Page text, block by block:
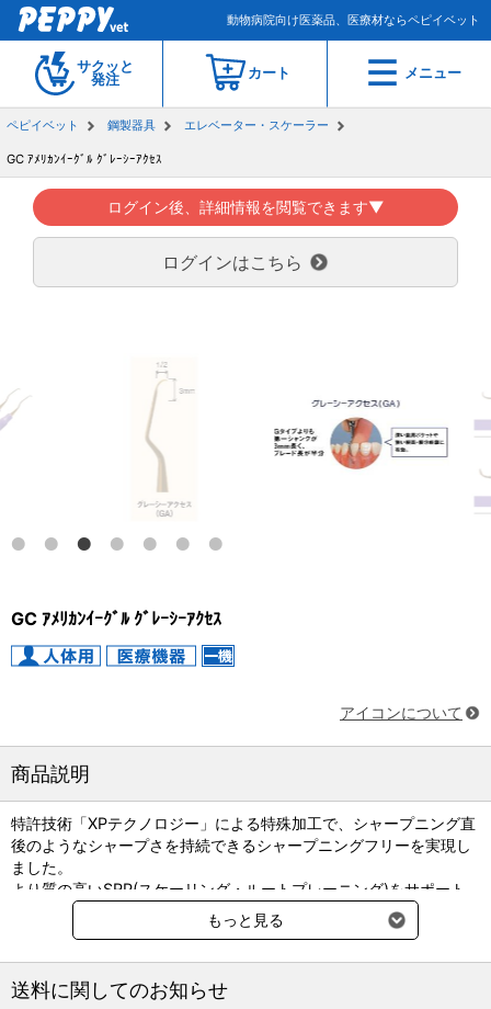
動物病院向け医薬品、医療材ならペピイベット
サクッと
発注
カート メニュー
ペピイベット 鋼製器具 エレベーター・スケーラー
GC ｱﾒﾘｶﾝｲｰｸﾞﾙ ｸﾞﾚｰｼｰｱｸｾｽ
ログイン後、詳細情報を閲覧できます▼
ログインはこちら
GC ｱﾒﾘｶﾝｲｰｸﾞﾙ ｸﾞﾚｰｼｰｱｸｾｽ
アイコンについて
商品説明
特許技術「XPテクノロジー」による特殊加工で、シャープニング直
後のようなシャープさを持続できるシャープニングフリーを実現し
ました。
より質の高いSRP(スケーリング・ルートプレーニング)をサポート
正確に操作できる“SURE GRIP HANDLE”。滑りにくく、繊細な作業
もっと見る
送料に関してのお知らせ